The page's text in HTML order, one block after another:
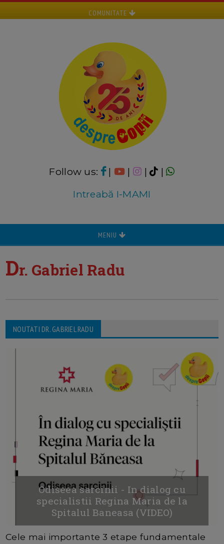
COMUNITATE
Follow us: | | |
|
Intreabă I-MAMI
MENIU
Dr. Gabriel Radu
NOUTATI DR. GABRIEL RADU
Odiseea sarcinii - In dialog cu
specialistii Regina Maria de la
Spitalul Baneasa (VIDEO)
Cele mai importante 3 etape fundamentale